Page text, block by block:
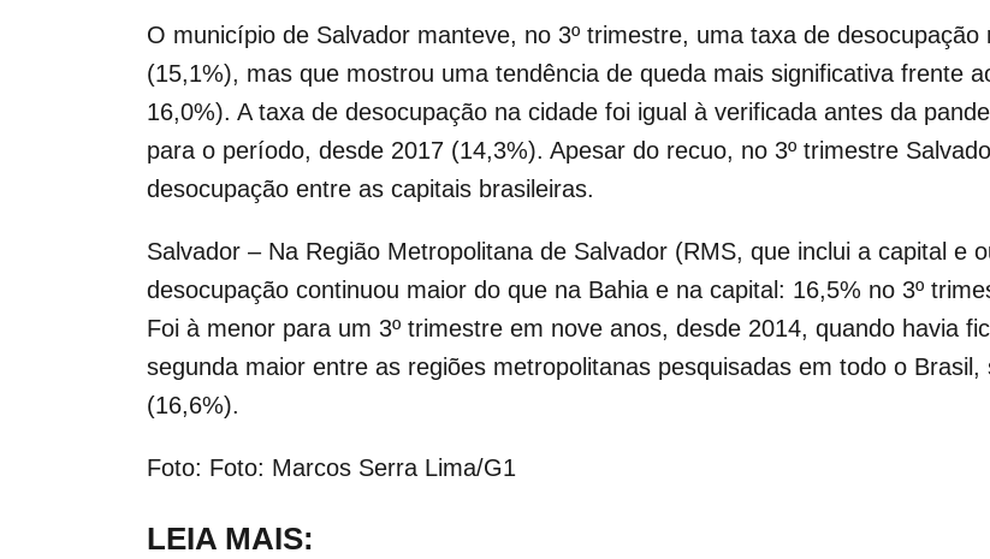
O município de Salvador manteve, no 3º trimestre, uma taxa de
(15,1%), mas que mostrou uma tendência de queda mais significativa frente
16,0%). A taxa de desocupação na cidade foi igual à verificada antes da
para o período, desde 2017 (14,3%). Apesar do recuo, no 3º trimestre
desocupação entre as capitais brasileiras.
Salvador – Na Região Metropolitana de Salvador (RMS, que inclui a capital e
desocupação continuou maior do que na Bahia e na capital: 16,5% no 3º
Foi à menor para um 3º trimestre em nove anos, desde 2014, quando havia
segunda maior entre as regiões metropolitanas pesquisadas em todo o
(16,6%).
Foto: Foto: Marcos Serra Lima/G1
LEIA MAIS: